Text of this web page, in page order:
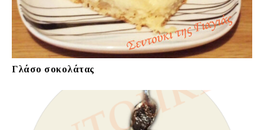
Γλάσο σοκολάτας